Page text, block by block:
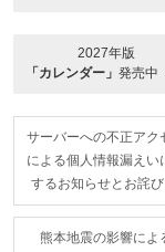
2027年版
「カレンダー」 発売中
サーバーへの不正アク
による個人情報漏えい
するお知らせとお詫
熊本地震の影響によ